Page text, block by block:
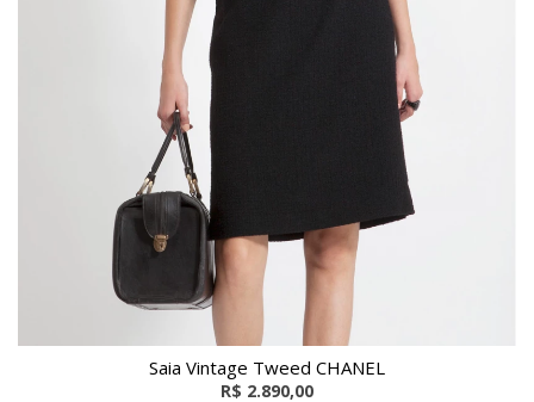
Saia Vintage Tweed CHANEL
R$ 2.890,00